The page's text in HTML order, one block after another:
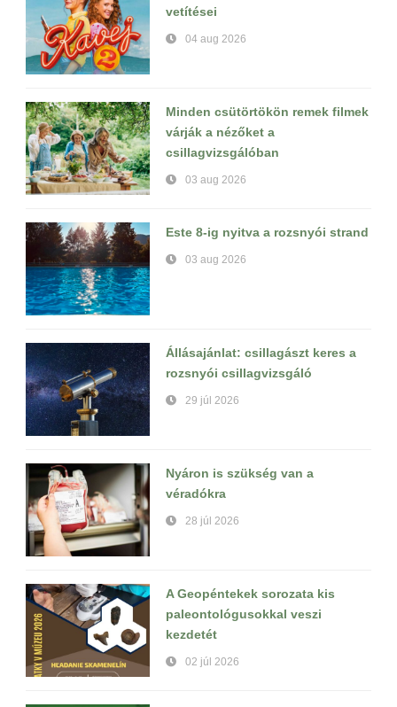
vetítései
04 aug 2026
Minden csütörtökön remek filmek
várják a nézőket a
csillagvizsgálóban
03 aug 2026
Este 8-ig nyitva a rozsnyói strand
03 aug 2026
Állásajánlat: csillagászt keres a
rozsnyói csillagvizsgáló
29 júl 2026
Nyáron is szükség van a
véradókra
28 júl 2026
A Geopéntekek sorozata kis
paleontológusokkal veszi
kezdetét
02 júl 2026